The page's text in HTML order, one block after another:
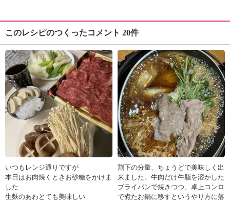
このレシピのつくったコメント 20件
いつもレンジ通りですが
本日はお肉焼くときお砂糖をかけま
した
生麩のあわとても美味しい
割下の分量、ちょうどで美味しく出
来ました。牛肉だけ牛脂を溶かした
ブライパンで焼きつつ、卓上コンロ
で煮たお鍋に移すというやり方に落